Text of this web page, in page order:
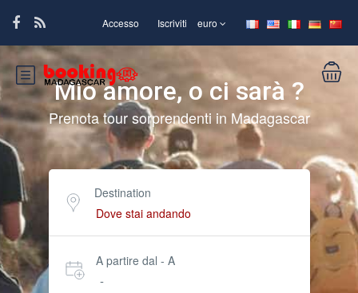
Accesso Iscriviti euro
Mio amore, o ci sarà ?
Prenota tour sorprendenti in Madagascar
Destination
A partire dal - A
-